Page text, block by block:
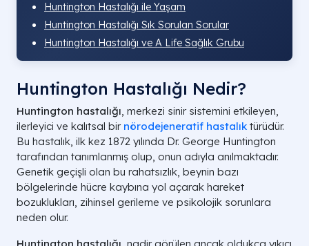
Huntington Hastalığı ile Yaşam
Huntington Hastalığı Sık Sorulan Sorular
Huntington Hastalığı ve A Life Sağlık Grubu
Huntington Hastalığı Nedir?
Huntington hastalığı, merkezi sinir sistemini etkileyen,
ilerleyici ve kalıtsal bir nörodejeneratif hastalık türüdür.
Bu hastalık, ilk kez 1872 yılında Dr. George Huntington
tarafından tanımlanmış olup, onun adıyla anılmaktadır.
Genetik geçişli olan bu rahatsızlık, beynin bazı
bölgelerinde hücre kaybına yol açarak hareket
bozuklukları, zihinsel gerileme ve psikolojik sorunlara
neden olur.